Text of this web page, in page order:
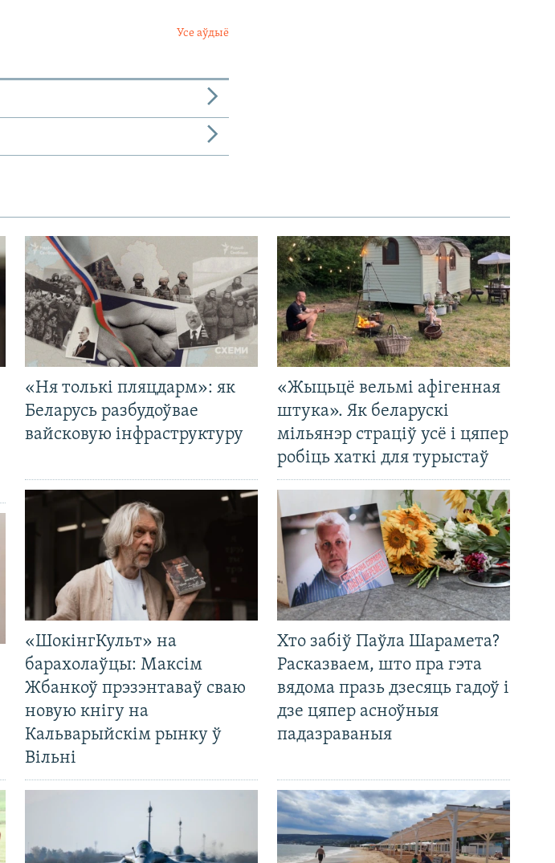
Усе аўдыё
«Ня толькі пляцдарм»: як
Беларусь разбудоўвае
вайсковую інфраструктуру
«Жыцьцё вельмі афігенная
штука». Як беларускі
мільянэр страціў усё і цяпер
робіць хаткі для турыстаў
«ШокінгКульт» на
барахолаўцы: Максім
Жбанкоў прэзэнтаваў сваю
новую кнігу на
Кальварыйскім рынку ў
Вільні
Хто забіў Паўла Шарамета?
Расказваем, што пра гэта
вядома празь дзесяць гадоў і
дзе цяпер асноўныя
падазраваныя